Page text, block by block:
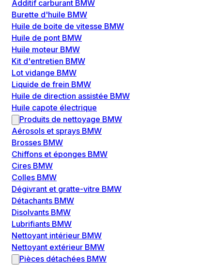
Additif carburant BMW
Burette d'huile BMW
Huile de boite de vitesse BMW
Huile de pont BMW
Huile moteur BMW
Kit d'entretien BMW
Lot vidange BMW
Liquide de frein BMW
Huile de direction assistée BMW
Huile capote électrique
Produits de nettoyage BMW
Aérosols et sprays BMW
Brosses BMW
Chiffons et éponges BMW
Cires BMW
Colles BMW
Dégivrant et gratte-vitre BMW
Détachants BMW
Disolvants BMW
Lubrifiants BMW
Nettoyant intérieur BMW
Nettoyant extérieur BMW
Pièces détachées BMW